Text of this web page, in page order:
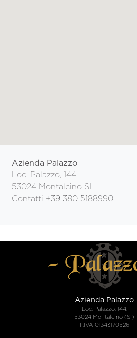
Azienda Palazzo
Loc. Palazzo, 144,
53024 Montalcino SI
Contatti +39 380 5188990
Azienda Palazzo
Loc. Palazzo, 144,
53024 Montalcino (SI)
P.IVA 01343170526